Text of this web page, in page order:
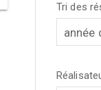
Tri des
année